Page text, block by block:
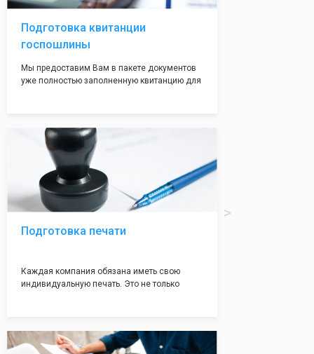
адреса не массовые и очень надежные!
Подготовка квитанции
госпошлины
Мы предоставим Вам в пакете документов
уже полностью заполненную квитанцию для
посредственно в налоговой инспекции при
подаче документов на регистрацию.
Подготовка печати
Каждая компания обязана иметь свою
индивидуальную печать. Это не только
вам поможем с помощью изготовления
печати по индивидуальному эскизу, который